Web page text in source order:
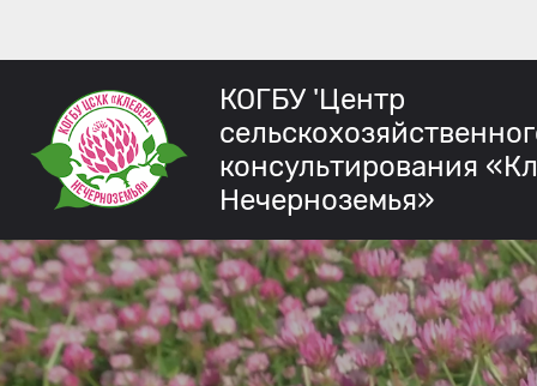
КОГБУ 'Центр
консультирования
Нечерноземья»